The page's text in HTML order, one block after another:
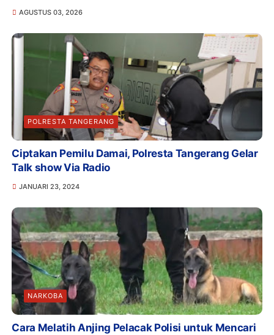
AGUSTUS 03, 2026
POLRESTA TANGERANG
Ciptakan Pemilu Damai, Polresta Tangerang Gelar
Talk show Via Radio
JANUARI 23, 2024
NARKOBA
Cara Melatih Anjing Pelacak Polisi untuk Mencari